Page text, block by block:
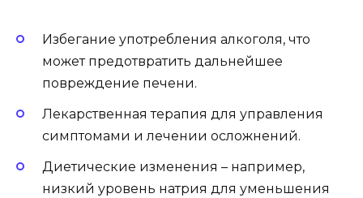
Избегание употребления алкоголя, что
может предотвратить дальнейшее
повреждение печени.
Лекарственная терапия для управления
симптомами и лечении осложнений.
Диетические изменения – например,
низкий уровень натрия для уменьшения